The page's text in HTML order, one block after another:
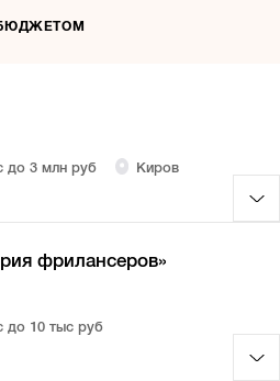
до 3 млн руб Киров
фрилансеров»
до 10 тыс руб